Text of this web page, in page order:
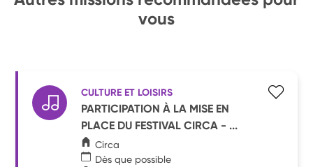
vous
CULTURE ET LOISIRS
PARTICIPATION À LA MISE EN
PLACE DU FESTIVAL CIRCA - ...
Circa
Dès que possible